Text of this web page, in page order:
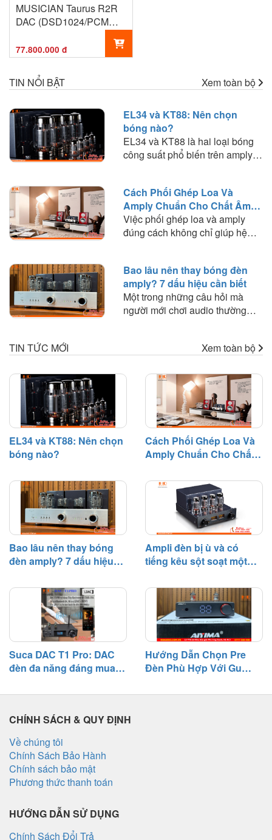
MUSICIAN Taurus R2R
DAC (DSD1024/PCM
77.800.000 đ
TIN NỔI BẬT Xem toàn bộ
EL34 và KT88: Nên chọn
bóng nào?
EL34 và KT88 là hai loại bóng
công suất phổ biến trên amply
phối ghép và lựa chọn loại bóng
phù hợp với nhu cầu nghe
nhạc.
Cách Phối Ghép Loa Và
Amply Chuẩn Cho Chất Âm
Hay
Việc phối ghép loa và amply
đúng cách không chỉ giúp hệ
thanh mà bạn trải nghiệm. Trong
bài viết này, HD Audio sẽ chia
sẻ những nguyên tắc quan trọng
và kinh nghiệm thực tế giúp bạn
dàn âm thanh.
Bao lâu nên thay bóng đèn
amply? 7 dấu hiệu cần biết
Một trong những câu hỏi mà
người mới chơi audio thường
nào cần thay bóng đèn?". Trên
kiện có tuổi thọ nhất định và sẽ
dần suy giảm hiệu suất sau một
thời gian hoạt động.
TIN TỨC MỚI Xem toàn bộ
EL34 và KT88: Nên chọn
bóng nào?
Cách Phối Ghép Loa Và
Amply Chuẩn Cho Chất
Bao lâu nên thay bóng
đèn amply? 7 dấu hiệu
Ampli đèn bị ù và có
tiếng kêu sột soạt một
cách khắc phục
Suca DAC T1 Pro: DAC
đèn đa năng đáng mua
Hướng Dẫn Chọn Pre
Đèn Phù Hợp Với Gu
CHÍNH SÁCH & QUY ĐỊNH
Về chúng tôi
Chính Sách Bảo Hành
Chính sách bảo mật
Phương thức thanh toán
HƯỚNG DẪN SỬ DỤNG
Chính Sách Đổi Trả